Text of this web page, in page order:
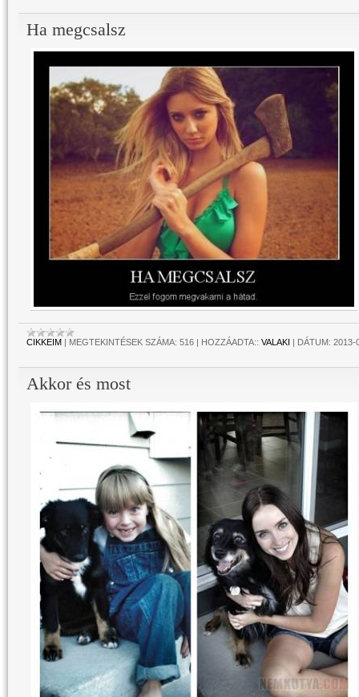
Ha megcsalsz
CIKKEIM | MEGTEKINTÉSEK SZÁMA: 516 | HOZZÁADTA:: VALAKI | DÁTUM: 2013-
Akkor és most